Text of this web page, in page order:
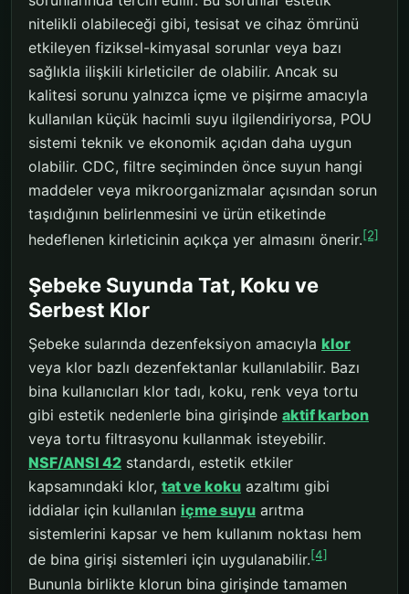
nitelikli olabileceği gibi, tesisat ve cihaz ömrünü
etkileyen fiziksel-kimyasal sorunlar veya bazı
sağlıkla ilişkili kirleticiler de olabilir. Ancak su
kalitesi sorunu yalnızca içme ve pişirme amacıyla
kullanılan küçük hacimli suyu ilgilendiriyorsa, POU
sistemi teknik ve ekonomik açıdan daha uygun
olabilir. CDC, filtre seçiminden önce suyun hangi
maddeler veya mikroorganizmalar açısından sorun
taşıdığının belirlenmesini ve ürün etiketinde
hedeflenen kirleticinin açıkça yer almasını önerir.[2]
Şebeke Suyunda Tat, Koku ve
Serbest Klor
Şebeke sularında dezenfeksiyon amacıyla klor
veya klor bazlı dezenfektanlar kullanılabilir. Bazı
bina kullanıcıları klor tadı, koku, renk veya tortu
gibi estetik nedenlerle bina girişinde aktif karbon
veya tortu filtrasyonu kullanmak isteyebilir.
NSF/ANSI 42 standardı, estetik etkiler
kapsamındaki klor, tat ve koku azaltımı gibi
iddialar için kullanılan içme suyu arıtma
sistemlerini kapsar ve hem kullanım noktası hem
de bina girişi sistemleri için uygulanabilir.[4]
Bununla birlikte klorun bina girişinde tamamen